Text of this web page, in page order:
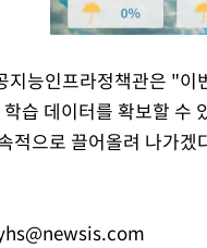
지능인프라정책관은 "
습 데이터를 확보할
적으로 끌어올려 나가겠